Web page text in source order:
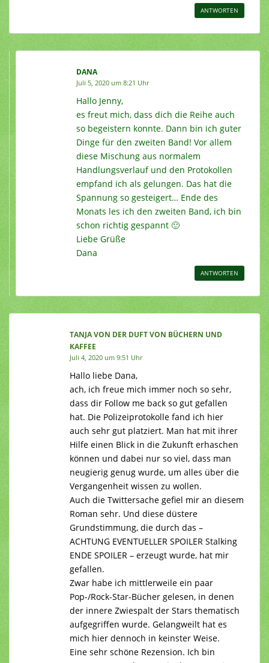
ANTWORTEN
DANA
Juli 5, 2020 um 8:21 Uhr
Hallo Jenny,
es freut mich, dass dich die Reihe auch
so begeistern konnte. Dann bin ich guter
Dinge für den zweiten Band! Vor allem
diese Mischung aus normalem
Handlungsverlauf und den Protokollen
empfand ich als gelungen. Das hat die
Spannung so gesteigert… Ende des
Monats les ich den zweiten Band, ich bin
schon richtig gespannt 🙂
Liebe Grüße
Dana
ANTWORTEN
TANJA VON DER DUFT VON BÜCHERN UND
KAFFEE
Juli 4, 2020 um 9:51 Uhr
Hallo liebe Dana,
ach, ich freue mich immer noch so sehr,
dass dir Follow me back so gut gefallen
hat. Die Polizeiprotokolle fand ich hier
auch sehr gut platziert. Man hat mit ihrer
Hilfe einen Blick in die Zukunft erhaschen
können und dabei nur so viel, dass man
neugierig genug wurde, um alles über die
Vergangenheit wissen zu wollen.
Auch die Twittersache gefiel mir an diesem
Roman sehr. Und diese düstere
Grundstimmung, die durch das –
ACHTUNG EVENTUELLER SPOILER Stalking
ENDE SPOILER – erzeugt wurde, hat mir
gefallen.
Zwar habe ich mittlerweile ein paar
Pop-/Rock-Star-Bücher gelesen, in denen
der innere Zwiespalt der Stars thematisch
aufgegriffen wurde. Gelangweilt hat es
mich hier dennoch in keinster Weise.
Eine sehr schöne Rezension. Ich bin